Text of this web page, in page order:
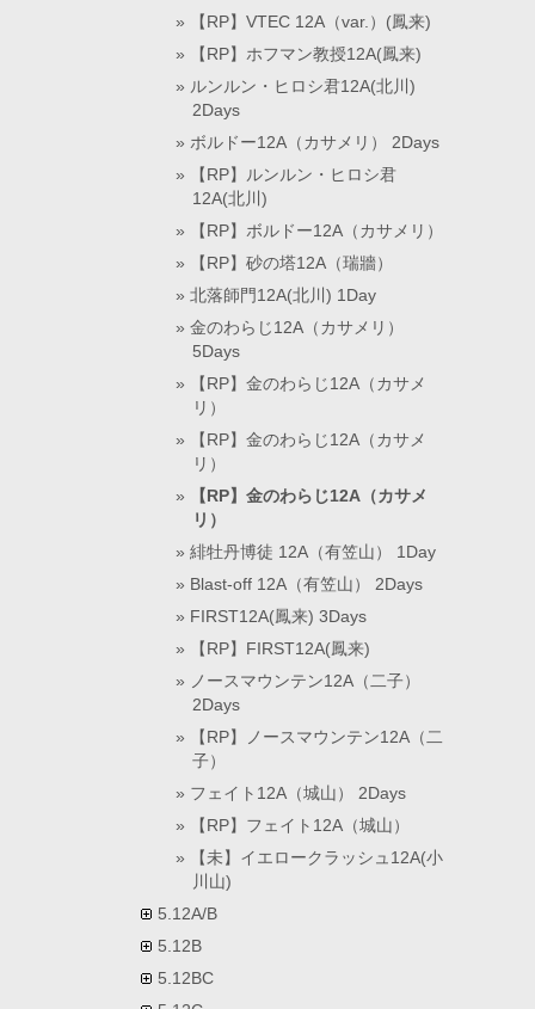
【RP】VTEC 12A（var.）(鳳来)
【RP】ホフマン教授12A(鳳来)
ルンルン・ヒロシ君12A(北川)
2Days
ボルドー12A（カサメリ） 2Days
【RP】ルンルン・ヒロシ君
12A(北川)
【RP】ボルドー12A（カサメリ）
【RP】砂の塔12A（瑞牆）
北落師門12A(北川) 1Day
金のわらじ12A（カサメリ）
5Days
【RP】金のわらじ12A（カサメ
リ）
【RP】金のわらじ12A（カサメ
リ）
【RP】金のわらじ12A（カサメ
リ）
緋牡丹博徒 12A（有笠山） 1Day
Blast-off 12A（有笠山） 2Days
FIRST12A(鳳来) 3Days
【RP】FIRST12A(鳳来)
ノースマウンテン12A（二子）
2Days
【RP】ノースマウンテン12A（二
子）
フェイト12A（城山） 2Days
【RP】フェイト12A（城山）
【未】イエロークラッシュ12A(小
川山)
5.12A/B
5.12B
5.12BC